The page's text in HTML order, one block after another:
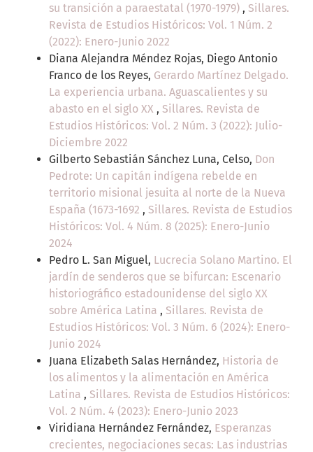
su transición a paraestatal (1970-1979) , Sillares.
Revista de Estudios Históricos: Vol. 1 Núm. 2
(2022): Enero-Junio 2022
Diana Alejandra Méndez Rojas, Diego Antonio
Franco de los Reyes, Gerardo Martínez Delgado.
La experiencia urbana. Aguascalientes y su
abasto en el siglo XX , Sillares. Revista de
Estudios Históricos: Vol. 2 Núm. 3 (2022): Julio-
Diciembre 2022
Gilberto Sebastián Sánchez Luna, Celso, Don
Pedrote: Un capitán indígena rebelde en
territorio misional jesuita al norte de la Nueva
España (1673-1692 , Sillares. Revista de Estudios
Históricos: Vol. 4 Núm. 8 (2025): Enero-Junio
2024
Pedro L. San Miguel, Lucrecia Solano Martino. El
jardín de senderos que se bifurcan: Escenario
historiográfico estadounidense del siglo XX
sobre América Latina , Sillares. Revista de
Estudios Históricos: Vol. 3 Núm. 6 (2024): Enero-
Junio 2024
Juana Elizabeth Salas Hernández, Historia de
los alimentos y la alimentación en América
Latina , Sillares. Revista de Estudios Históricos:
Vol. 2 Núm. 4 (2023): Enero-Junio 2023
Viridiana Hernández Fernández, Esperanzas
crecientes, negociaciones secas: Las industrias